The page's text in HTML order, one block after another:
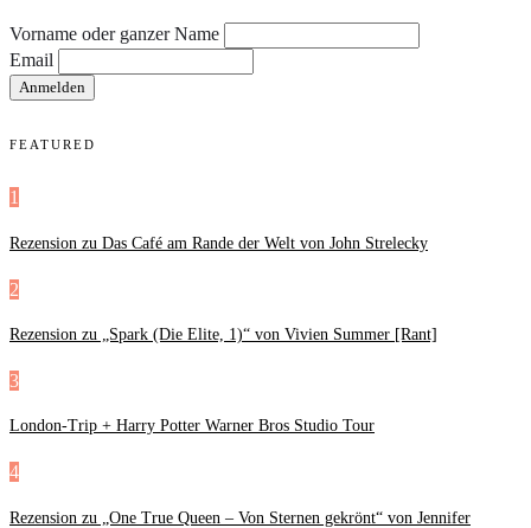
Vorname oder ganzer Name
Email
FEATURED
1
Rezension zu Das Café am Rande der Welt von John Strelecky
2
Rezension zu „Spark (Die Elite, 1)“ von Vivien Summer [Rant]
3
London-Trip + Harry Potter Warner Bros Studio Tour
4
Rezension zu „One True Queen – Von Sternen gekrönt“ von Jennifer